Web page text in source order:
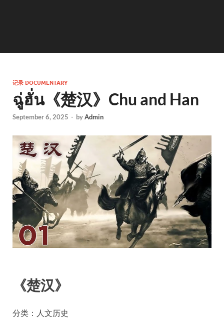
记录 DOCUMENTARY
ฉู่ฮั่น《楚汉》Chu and Han
September 6, 2025 - byAdmin
《楚汉》
分类：人文历史